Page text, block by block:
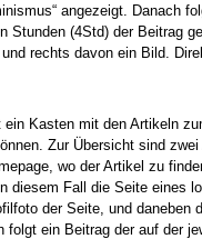
angezeigt. Danach
Stunden (4Std) der Beitrag
rechts davon ein Bild.
ein Kasten mit den Artikeln
Zur Übersicht sind
wo der Artikel zu
diesem Fall die Seite eines
der Seite, und daneben
folgt ein Beitrag der auf der